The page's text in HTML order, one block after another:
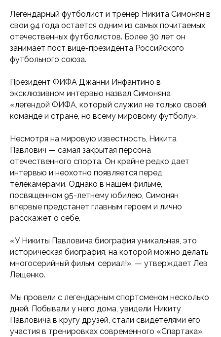
Легендарный футболист и тренер Никита Симонян в
свои 94 года остается одним из самых почитаемых
отечественных футболистов. Более 30 лет он
занимает пост вице-президента Российского
футбольного союза.
Президент ФИФА Джанни Инфантино в
эксклюзивном интервью назвал Симоняна
«легендой ФИФА, который служил не только своей
команде и стране, но всему мировому футболу».
Несмотря на мировую известность, Никита
Павлович — самая закрытая персона
отечественного спорта. Он крайне редко дает
интервью и неохотно появляется перед
телекамерами. Однако в нашем фильме,
посвященном 95-летнему юбилею, Симонян
впервые предстанет главным героем и лично
расскажет о себе.
«У Никиты Павловича биография уникальная, это
историческая биография, на которой можно делать
многосерийный фильм, сериал!», — утверждает Лев
Лещенко.
Мы провели с легендарным спортсменом несколько
дней. Побывали у него дома, увидели Никиту
Павловича в кругу друзей, стали свидетелями его
участия в тренировках современного «Спартака»,